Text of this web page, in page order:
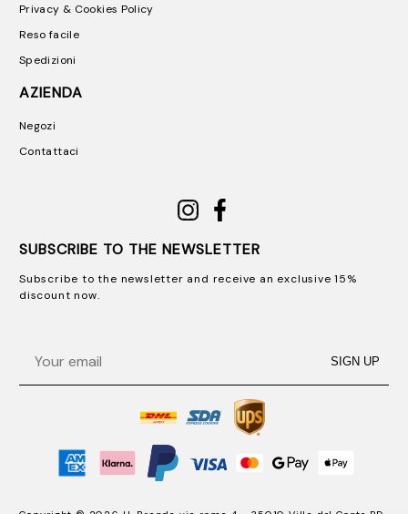
Privacy & Cookies Policy
Reso facile
Spedizioni
AZIENDA
Negozi
Contattaci
SUBSCRIBE TO THE NEWSLETTER
Subscribe to the newsletter and receive an exclusive 15%
discount now.
SIGN UP